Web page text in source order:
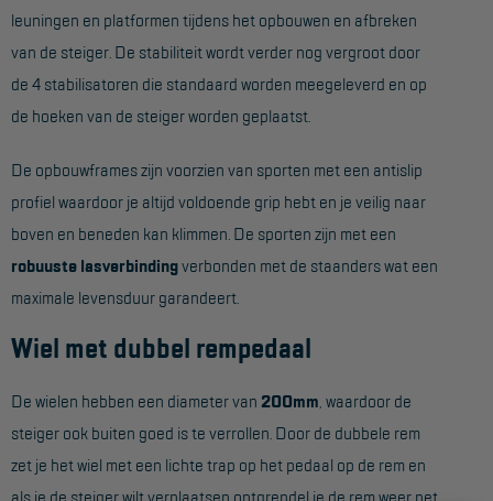
Aanmelden Inspectiewekker
OVER ONS
Dealers
Werken bij ons
Product video's
Blog
Tips en trucs
leuningen en platformen tijdens het opbouwen en afbreken
van de steiger. De stabiliteit wordt verder nog vergroot door
de 4 stabilisatoren die standaard worden meegeleverd en op
de hoeken van de steiger worden geplaatst.
De opbouwframes zijn voorzien van sporten met een antislip
profiel waardoor je altijd voldoende grip hebt en je veilig naar
boven en beneden kan klimmen. De sporten zijn met een
robuuste lasverbindingverbonden met de staanders wat een
maximale levensduur garandeert.
Wiel met dubbel rempedaal
De wielen hebben een diameter van 200mm , waardoor de
steiger ook buiten goed is te verrollen. Door de dubbele rem
zet je het wiel met een lichte trap op het pedaal op de rem en
als je de steiger wilt verplaatsen ontgrendel je de rem weer net